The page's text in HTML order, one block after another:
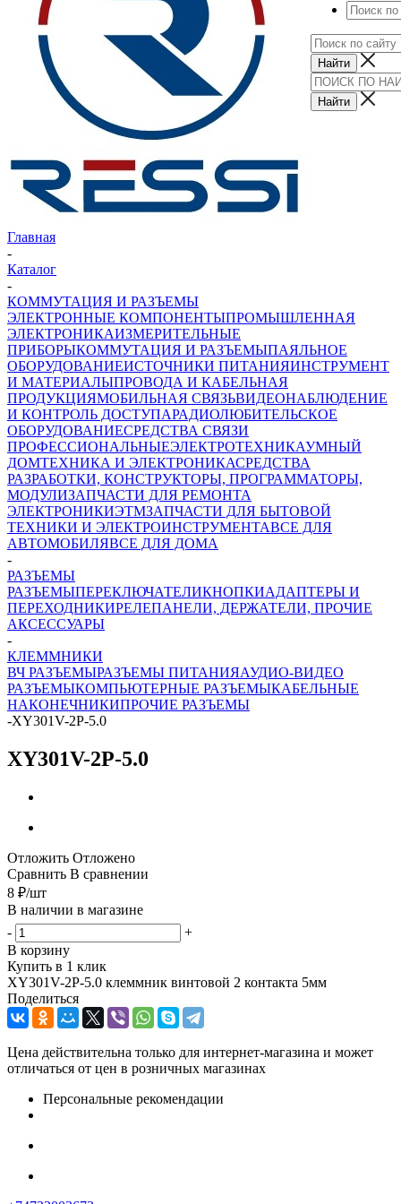
Главная
-
Каталог
-
КОММУТАЦИЯ И РАЗЪЕМЫ
ЭЛЕКТРОННЫЕ КОМПОНЕНТЫПРОМЫШЛЕННАЯ
ЭЛЕКТРОНИКАИЗМЕРИТЕЛЬНЫЕ
ПРИБОРЫКОММУТАЦИЯ И РАЗЪЕМЫПАЯЛЬНОЕ
ОБОРУДОВАНИЕИСТОЧНИКИ ПИТАНИЯИНСТРУМЕНТ
И МАТЕРИАЛЫПРОВОДА И КАБЕЛЬНАЯ
ПРОДУКЦИЯМОБИЛЬНАЯ СВЯЗЬВИДЕОНАБЛЮДЕНИЕ
И КОНТРОЛЬ ДОСТУПАРАДИОЛЮБИТЕЛЬСКОЕ
ОБОРУДОВАНИЕСРЕДСТВА СВЯЗИ
ПРОФЕССИОНАЛЬНЫЕЭЛЕКТРОТЕХНИКАУМНЫЙ
ДОМТЕХНИКА И ЭЛЕКТРОНИКАСРЕДСТВА
РАЗРАБОТКИ, КОНСТРУКТОРЫ, ПРОГРАММАТОРЫ,
МОДУЛИЗАПЧАСТИ ДЛЯ РЕМОНТА
ЭЛЕКТРОНИКИЭТМЗАПЧАСТИ ДЛЯ БЫТОВОЙ
ТЕХНИКИ И ЭЛЕКТРОИНСТРУМЕНТАВСЕ ДЛЯ
АВТОМОБИЛЯВСЕ ДЛЯ ДОМА
-
РАЗЪЕМЫ
РАЗЪЕМЫПЕРЕКЛЮЧАТЕЛИКНОПКИАДАПТЕРЫ И
ПЕРЕХОДНИКИРЕЛЕПАНЕЛИ, ДЕРЖАТЕЛИ, ПРОЧИЕ
АКСЕССУАРЫ
-
КЛЕММНИКИ
ВЧ РАЗЪЕМЫРАЗЪЕМЫ ПИТАНИЯАУДИО-ВИДЕО
РАЗЪЕМЫКОМПЬЮТЕРНЫЕ РАЗЪЕМЫКАБЕЛЬНЫЕ
НАКОНЕЧНИКИПРОЧИЕ РАЗЪЕМЫ
-XY301V-2P-5.0
XY301V-2P-5.0
Отложить Отложено
Сравнить В сравнении
8 ₽/шт
В наличии в магазине
-
+
В корзину
Купить в 1 клик
XY301V-2P-5.0 клеммник винтовой 2 контакта 5мм
Поделиться
Цена действительна только для интернет-магазина и может
отличаться от цен в розничных магазинах
Персональные рекомендации